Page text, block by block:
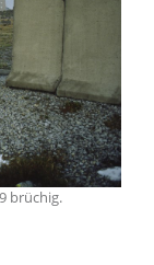
brüchig.